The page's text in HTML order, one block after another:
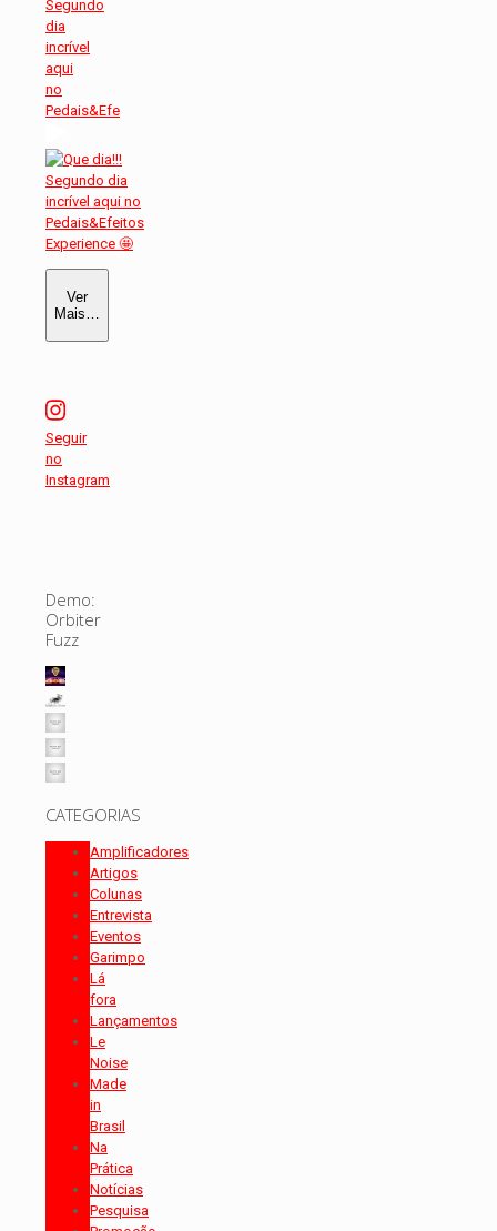
Segundo
dia
incrível
aqui
no
Pedais&Efe
Ver
Mais…
Seguir
no
Instagram
Demo:
Orbiter
Fuzz
CATEGORIAS
Amplificadores
Artigos
Colunas
Entrevista
Eventos
Garimpo
Lá
fora
Lançamentos
Le
Noise
Made
in
Brasil
Na
Prática
Notícias
Pesquisa